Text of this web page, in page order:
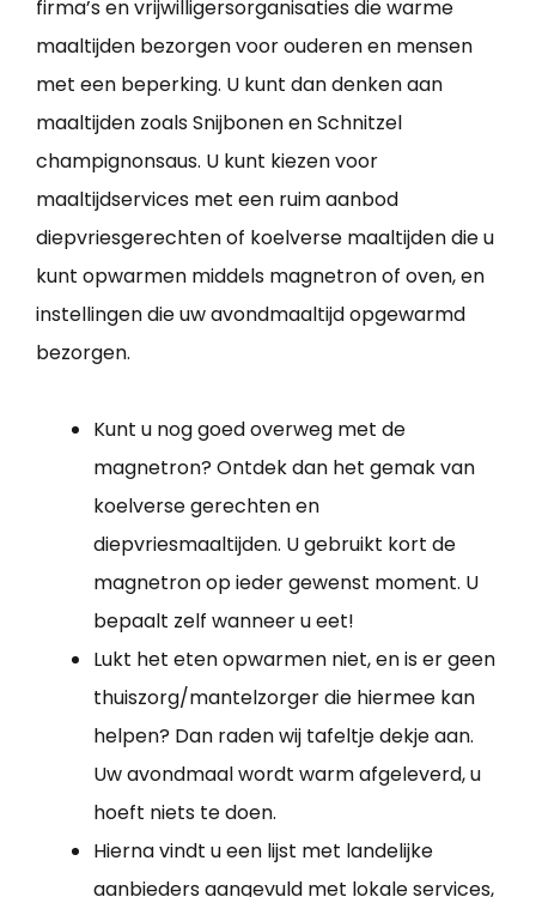
firma’s en vrijwilligersorganisaties die warme
maaltijden bezorgen voor ouderen en mensen
met een beperking. U kunt dan denken aan
maaltijden zoals Snijbonen en Schnitzel
champignonsaus. U kunt kiezen voor
maaltijdservices met een ruim aanbod
diepvriesgerechten of koelverse maaltijden die u
kunt opwarmen middels magnetron of oven, en
instellingen die uw avondmaaltijd opgewarmd
bezorgen.
Kunt u nog goed overweg met de
magnetron? Ontdek dan het gemak van
koelverse gerechten en
diepvriesmaaltijden. U gebruikt kort de
magnetron op ieder gewenst moment. U
bepaalt zelf wanneer u eet!
Lukt het eten opwarmen niet, en is er geen
thuiszorg/mantelzorger die hiermee kan
helpen? Dan raden wij tafeltje dekje aan.
Uw avondmaal wordt warm afgeleverd, u
hoeft niets te doen.
Hierna vindt u een lijst met landelijke
aanbieders aangevuld met lokale services,